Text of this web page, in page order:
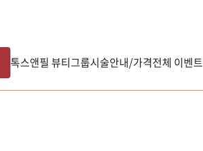
톡스앤필 뷰티그룹시술안내/가격전체 이벤트